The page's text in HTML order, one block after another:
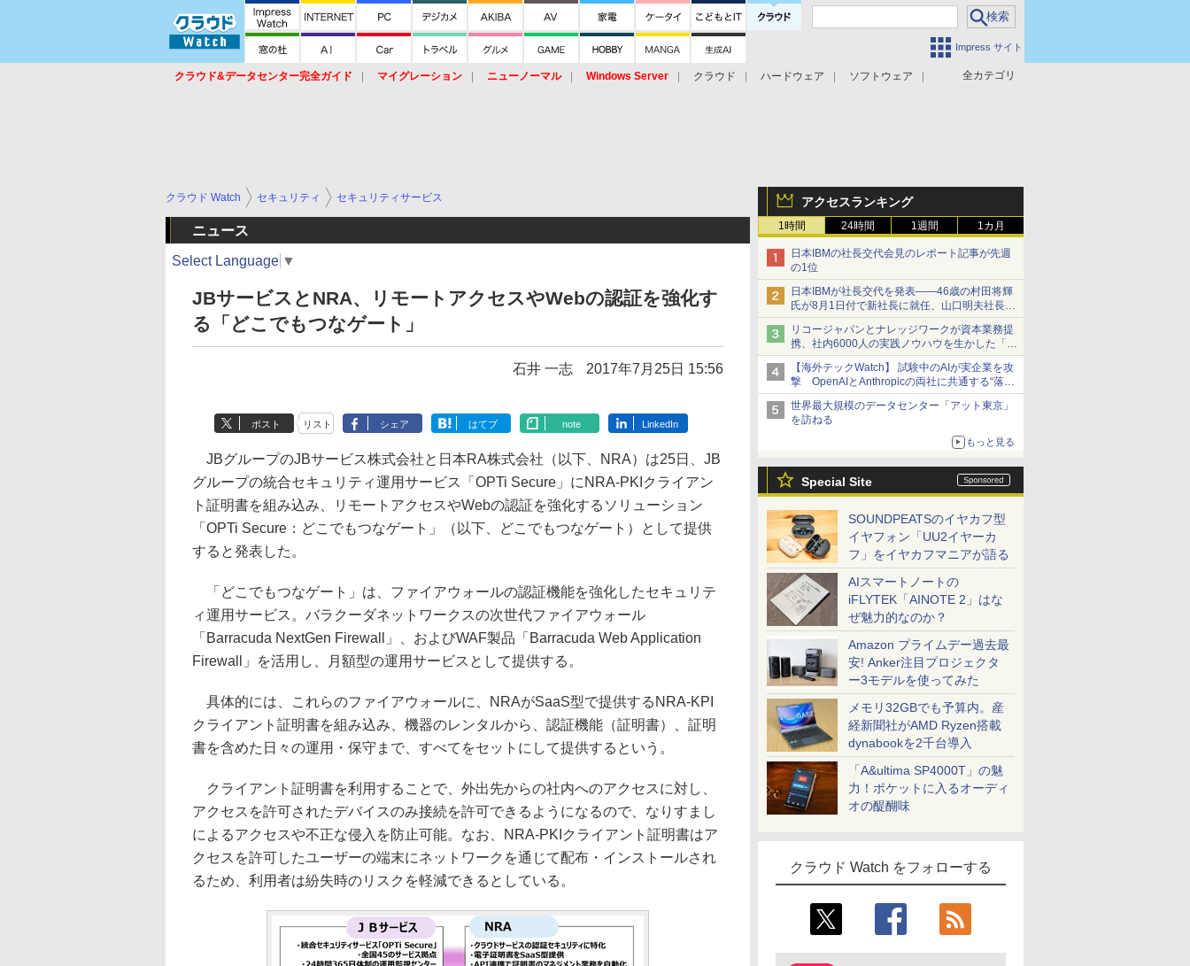
Impress サイト
全カテゴリ
クラウド&データセンター完全ガイド マイグレーション ニューノーマル Windows Server クラウド ハードウェア
ソフトウェア
アクセスランキング
1時間 24時間 1週間 1カ月
日本IBMの社長交代会見のレポート記事が先週
の1位
日本IBMが社長交代を発表――46歳の村田将輝
氏が8月1日付で新社長に就任、山口明夫社長は
会長へ
リコージャパンとナレッジワークが資本業務提
携、社内6000人の実践ノウハウを生かした「AI
商談記録 for RICOH」を展開へ
【海外テックWatch】 試験中のAIが実企業を攻
撃 OpenAIとAnthropicの両社に共通する“落と
し穴”
世界最大規模のデータセンター「アット東京」
を訪ねる
もっと見る
Special Site
SOUNDPEATSのイヤカフ型
イヤフォン「UU2イヤーカ
フ」をイヤカフマニアが語る
AIスマートノートの
iFLYTEK「AINOTE 2」はな
ぜ魅力的なのか？
Amazon プライムデー過去最
安! Anker注目プロジェクタ
ー3モデルを使ってみた
メモリ32GBでも予算内。産
経新聞社がAMD Ryzen搭載
dynabookを2千台導入
「A&ultima SP4000T」の魅
力！ポケットに入るオーディ
オの醍醐味
クラウド Watch をフォローする
クラウド Watch セキュリティ セキュリティサービス
ニュース
Select Language ▼
JBサービスとNRA、リモートアクセスやWebの認証を強化す
る「どこでもつなゲート」
石井 一志 2017年7月25日 15:56
ポスト リスト シェア はてブ note LinkedIn
JBグループのJBサービス株式会社と日本RA株式会社（以下、NRA）は25日、JB
グループの統合セキュリティ運用サービス「OPTi Secure」にNRA-PKIクライアン
ト証明書を組み込み、リモートアクセスやWebの認証を強化するソリューション
「OPTi Secure：どこでもつなゲート」（以下、どこでもつなゲート）として提供
すると発表した。
「どこでもつなゲート」は、ファイアウォールの認証機能を強化したセキュリテ
ィ運用サービス。バラクーダネットワークスの次世代ファイアウォール
「Barracuda NextGen Firewall」、およびWAF製品「Barracuda Web Application
Firewall」を活用し、月額型の運用サービスとして提供する。
具体的には、これらのファイアウォールに、NRAがSaaS型で提供するNRA-KPI
クライアント証明書を組み込み、機器のレンタルから、認証機能（証明書）、証明
書を含めた日々の運用・保守まで、すべてをセットにして提供するという。
クライアント証明書を利用することで、外出先からの社内へのアクセスに対し、
アクセスを許可されたデバイスのみ接続を許可できるようになるので、なりすまし
によるアクセスや不正な侵入を防止可能。なお、NRA-PKIクライアント証明書はア
クセスを許可したユーザーの端末にネットワークを通じて配布・インストールされ
るため、利用者は紛失時のリスクを軽減できるとしている。